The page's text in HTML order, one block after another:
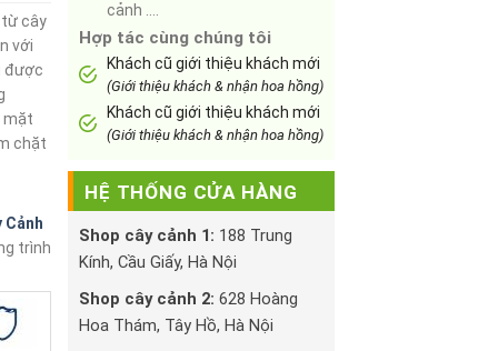
cây
với
được
mặt
chặt
Cảnh
trình
cảnh ….
Hợp tác cùng chúng tôi
Khách cũ giới thiệu khách mới
(Giới thiệu khách & nhận hoa hồng)
Khách cũ giới thiệu khách mới
(Giới thiệu khách & nhận hoa hồng)
HỆ THỐNG CỬA HÀNG
Shop cây cảnh 1: 188 Trung
Kính, Cầu Giấy, Hà Nội
Shop cây cảnh 2: 628 Hoàng
Hoa Thám, Tây Hồ, Hà Nội